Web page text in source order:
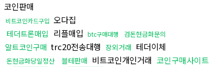
코인판매
비트코인카드구입 오다집
테더트론매입 리플매입 btc구매대행 검돈현금화문의
알트코인구매 trc20전송대행 장외거래 테더이체
돈현금화당일정산 블테판매 비트코인개인거래 코인구매사이트